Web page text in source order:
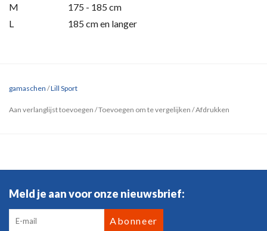
M
175 - 185 cm
L
185 cm en langer
gamaschen /Lill Sport
Aan verlanglijst toevoegen /Toevoegen om te vergelijken /Afdrukken
Meld je aan voor onze nieuwsbrief:
Abonneer